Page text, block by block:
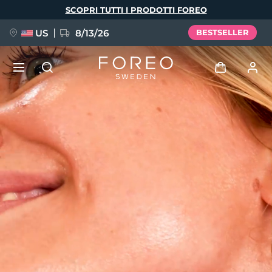
SCOPRI TUTTI I PRODOTTI FOREO
US 8/13/26 BESTSELLER
Accedi
Profilo utente
I miei indirizzi
NUOVO
FAQ™ Pure Beauty-Tech Elixir
BREAKING NEWS
issa™ Teeth Whitening Set
Lingua
English
Français
Polski
Русский
简体中文 繁體中文